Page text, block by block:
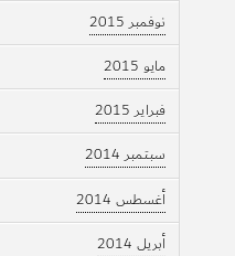
نوفمبر 2015
مايو 2015
فبراير 2015
سبتمبر 2014
أغسطس 2014
أبريل 2014